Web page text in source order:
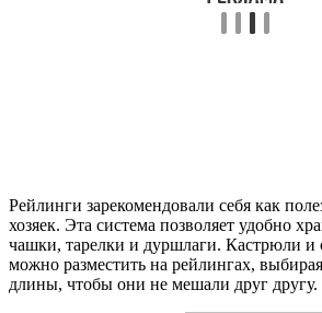
Рейлинги зарекомендовали себя как
хозяек. Эта система позволяет удобно
чашки, тарелки и дуршлаги. Кастрюли и
можно разместить на рейлингах,
длины, чтобы они не мешали друг другу.